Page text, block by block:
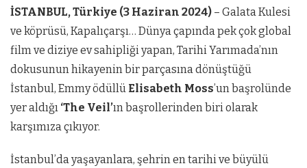
İSTANBUL, Türkiye (3 Haziran 2024) – Galata Kulesi
ve köprüsü, Kapalıçarşı… Dünya çapında pek çok global
film ve diziye ev sahipliği yapan, Tarihi Yarımada’nın
dokusunun hikayenin bir parçasına dönüştüğü
İstanbul, Emmy ödüllü Elisabeth Moss’un başrolünde
yer aldığı ‘The Veil’ın başrollerinden biri olarak
karşımıza çıkıyor.
İstanbul’da yaşayanlara, şehrin en tarihi ve büyülü